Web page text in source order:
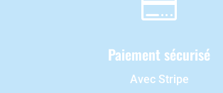

Paiement sécurisé
Avec Stripe